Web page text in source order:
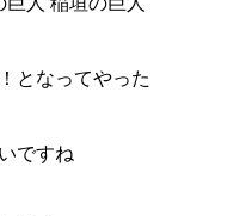
となってやった
ですね